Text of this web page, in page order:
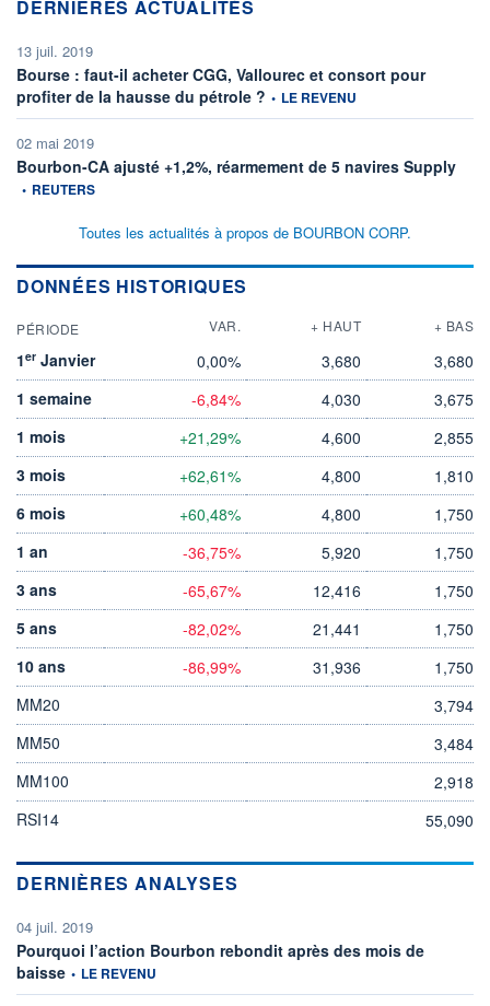
DERNIÈRES ACTUALITÉS
13 juil. 2019
Bourse : faut-il acheter CGG, Vallourec et consort pour
profiter de la hausse du pétrole ? information fournie par
• LE REVENU
02 mai 2019
Bourbon-CA ajusté +1,2%, réarmement de 5 navires Supply
• REUTERS
Toutes les actualités à propos de BOURBON CORP.
DONNÉES HISTORIQUES
PÉRIODE VAR. + HAUT + BAS
1er Janvier 0,00% 3,680
3,680
1 semaine
-6,84% 4,030
3,675
1 mois
+21,29% 4,600
2,855
3 mois
+62,61% 4,800
1,810
6 mois
+60,48% 4,800
1,750
1 an
-36,75% 5,920
1,750
3 ans
-65,67% 12,416
1,750
5 ans
-82,02% 21,441
1,750
10 ans
-86,99% 31,936
1,750
MM20
3,794
MM50
3,484
MM100
2,918
RSI14
55,090
DERNIÈRES ANALYSES
04 juil. 2019
Pourquoi l’action Bourbon rebondit après des mois de
baisse information fournie par
• LE REVENU